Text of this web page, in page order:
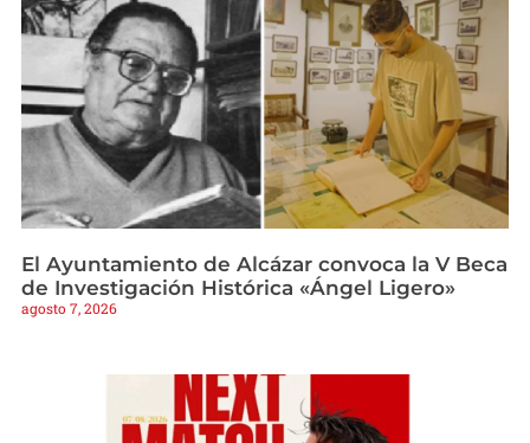
El Ayuntamiento de Alcázar convoca la V Beca
de Investigación Histórica «Ángel Ligero»
agosto 7, 2026